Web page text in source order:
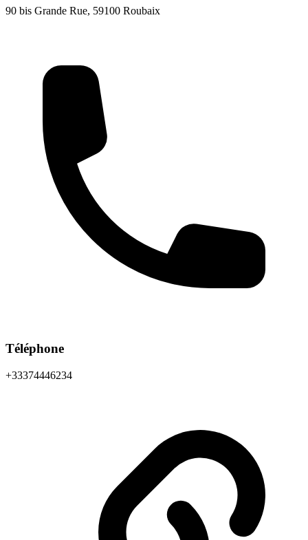
90 bis Grande Rue, 59100 Roubaix
Téléphone
+33374446234